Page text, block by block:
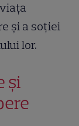
și a soției
lor.
și